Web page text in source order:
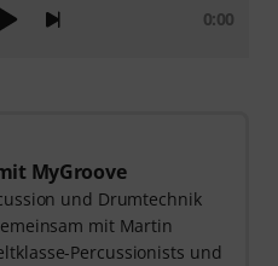
0:00
MyGroove
und Drumtechnik
mit Martin
Percussionists und